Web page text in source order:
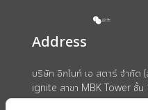
Address
บริษัท อิกไนท์ เอ สตาร์ จำกัด
ignite สาขา MBK Tower ชั้น
ถนนพญาไท แขวงวังใหม่ เข